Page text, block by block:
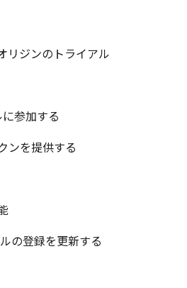
リジンのトライアル
参加する
ンを提供する
の登録を更新する